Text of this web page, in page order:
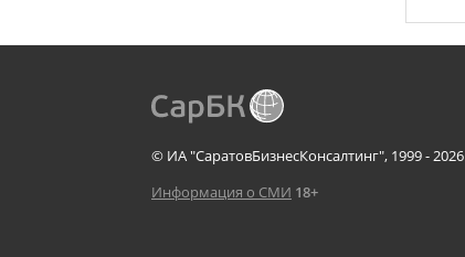
© ИА "СаратовБизнесКонсалтинг", 1999 - 2026
Информация о СМИ 18+